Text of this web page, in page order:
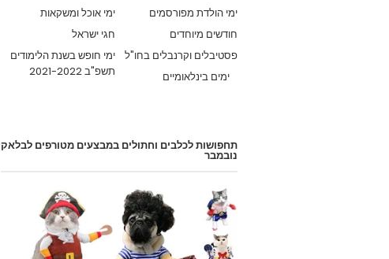
ימי אוכל ומשקאות
ימי הולדת מפורסמים
חגי ישראל
חודשים מיוחדים
ימי חופש בשנת הלימודים
תשפ"ב 2021-2022
פסטיבלים וקרנבלים בחו"ל
ימים בינלאומיים
תחפושות לכלבים וחתולים במבצעים מטורפים לבלאק
נובמבר